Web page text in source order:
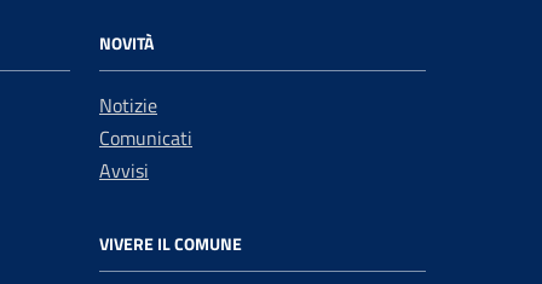
NOVITÀ
Notizie
Comunicati
Avvisi
VIVERE IL COMUNE